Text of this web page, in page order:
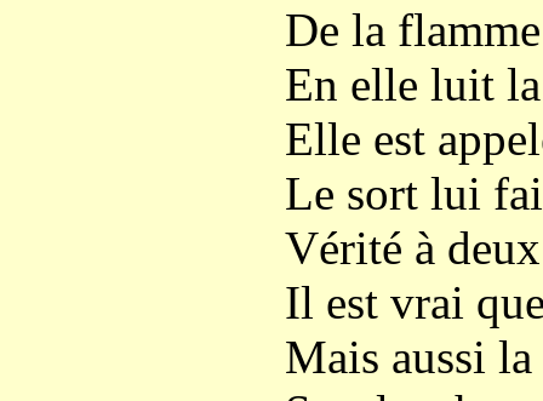
De la
En elle luit
Elle est
Le sort lui
Vérité à
Il est vrai
Mais aussi